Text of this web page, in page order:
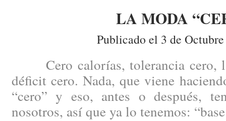
LA MODA
Publicado el 3 de
Cero calorías, tolerancia cero,
déficit cero. Nada, que viene
“cero” y eso, antes o después,
nosotros, así que ya lo tenemos: